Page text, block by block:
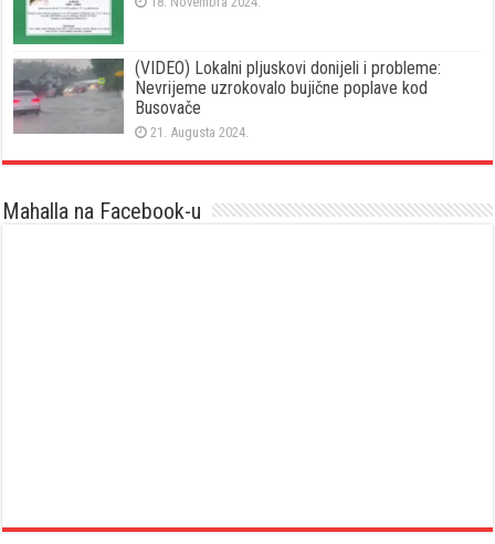
(VIDEO) Lokalni pljuskovi donijeli i probleme:
Nevrijeme uzrokovalo bujične poplave kod
Busovače
21. Augusta 2024.
Mahalla na Facebook-u